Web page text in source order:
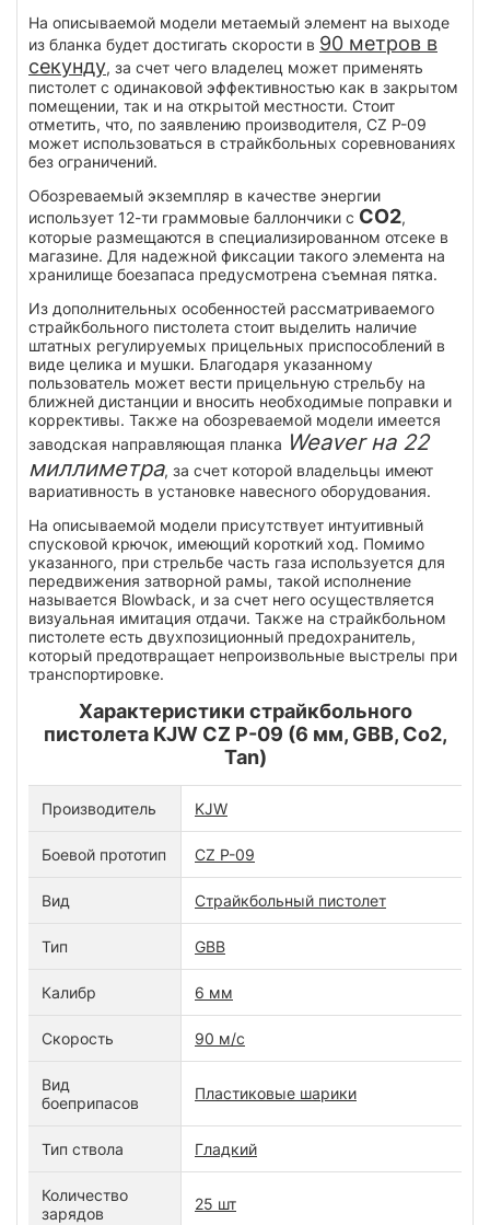
На описываемой модели метаемый элемент на выходе
из бланка будет достигать скорости в 90 метров в
секунду, за счет чего владелец может применять
пистолет с одинаковой эффективностью как в закрытом
помещении, так и на открытой местности. Стоит
отметить, что, по заявлению производителя, CZ P-09
может использоваться в страйкбольных соревнованиях
без ограничений.
Обозреваемый экземпляр в качестве энергии
использует 12-ти граммовые баллончики с CO2,
которые размещаются в специализированном отсеке в
магазине. Для надежной фиксации такого элемента на
хранилище боезапаса предусмотрена съемная пятка.
Из дополнительных особенностей рассматриваемого
страйкбольного пистолета стоит выделить наличие
штатных регулируемых прицельных приспособлений в
виде целика и мушки. Благодаря указанному
пользователь может вести прицельную стрельбу на
ближней дистанции и вносить необходимые поправки и
коррективы. Также на обозреваемой модели имеется
заводская направляющая планка Weaver на 22
миллиметра, за счет которой владельцы имеют
вариативность в установке навесного оборудования.
На описываемой модели присутствует интуитивный
спусковой крючок, имеющий короткий ход. Помимо
указанного, при стрельбе часть газа используется для
передвижения затворной рамы, такой исполнение
называется Blowback, и за счет него осуществляется
визуальная имитация отдачи. Также на страйкбольном
пистолете есть двухпозиционный предохранитель,
который предотвращает непроизвольные выстрелы при
транспортировке.
Характеристики страйкбольного
пистолета KJW CZ P-09 (6 мм, GBB, Co2,
Tan)
Производитель KJW
Боевой прототип CZ P-09
Вид Страйкбольный пистолет
Тип GBB
Калибр 6 мм
Скорость 90 м/с
Вид
боеприпасов
Пластиковые шарики
Тип ствола Гладкий
Количество
зарядов
25 шт